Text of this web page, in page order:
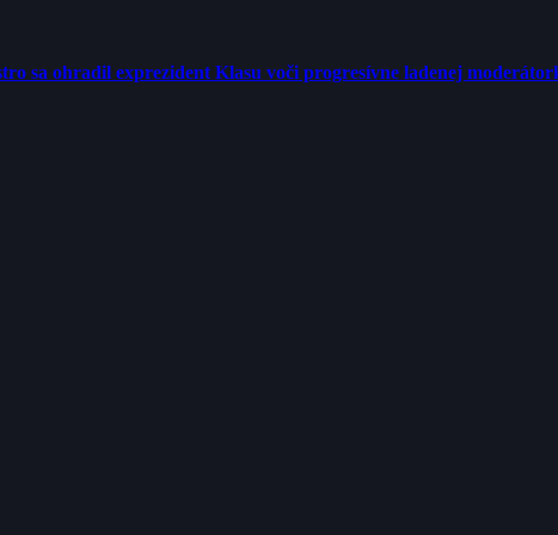
sa ohradil exprezident Klasu voči progresívne ladenej